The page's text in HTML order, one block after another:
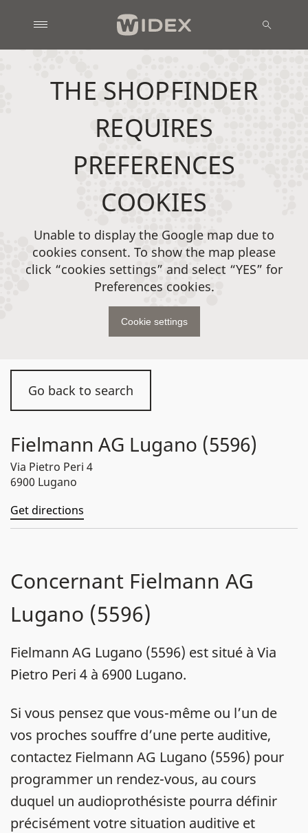
Go back to search
Fielmann AG Lugano (5596)
Via Pietro Peri 4
6900 Lugano
Get directions
Concernant Fielmann AG
Lugano (5596)
Fielmann AG Lugano (5596) est situé à Via
Pietro Peri 4 à 6900 Lugano.
Si vous pensez que vous-même ou l’un de
vos proches souffre d’une perte auditive,
contactez Fielmann AG Lugano (5596) pour
programmer un rendez-vous, au cours
duquel un audioprothésiste pourra définir
précisément votre situation auditive et
THE SHOPFINDER
REQUIRES
PREFERENCES
COOKIES
Unable to display the Google map due to
cookies consent. To show the map please
click “cookies settings” and select “YES” for
Preferences cookies.
Cookie settings